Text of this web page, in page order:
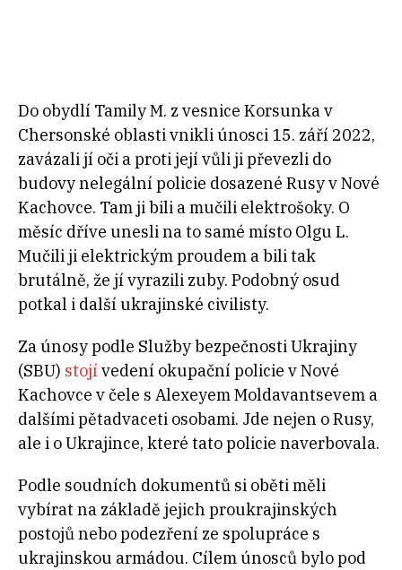
Do obydlí Tamily M. z vesnice Korsunka v
Chersonské oblasti vnikli únosci 15. září 2022,
zavázali jí oči a proti její vůli ji převezli do
budovy nelegální policie dosazené Rusy v Nové
Kachovce. Tam ji bili a mučili elektrošoky. O
měsíc dříve unesli na to samé místo Olgu L.
Mučili ji elektrickým proudem a bili tak
brutálně, že jí vyrazili zuby. Podobný osud
potkal i další ukrajinské civilisty.
Za únosy podle Služby bezpečnosti Ukrajiny
(SBU) stojí vedení okupační policie v Nové
Kachovce v čele s Alexeyem Moldavantsevem a
dalšími pětadvaceti osobami. Jde nejen o Rusy,
ale i o Ukrajince, které tato policie naverbovala.
Podle soudních dokumentů si oběti měli
vybírat na základě jejich proukrajinských
postojů nebo podezření ze spolupráce s
ukrajinskou armádou. Cílem únosců bylo pod